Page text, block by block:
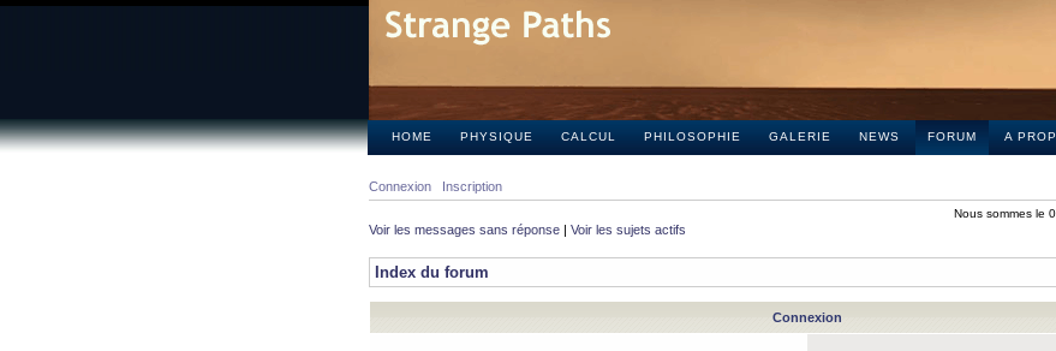
HOME PHYSIQUE CALCUL PHILOSOPHIE GALERIE NEWS FORUM A
Connexion Inscription
Nous sommes le
Voir les messages sans réponse | Voir les sujets actifs
Index du forum
Connexion